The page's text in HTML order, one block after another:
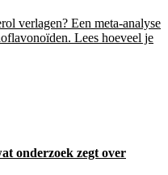
verlagen? Een meta-analyse
Lees hoeveel je
onderzoek zegt over